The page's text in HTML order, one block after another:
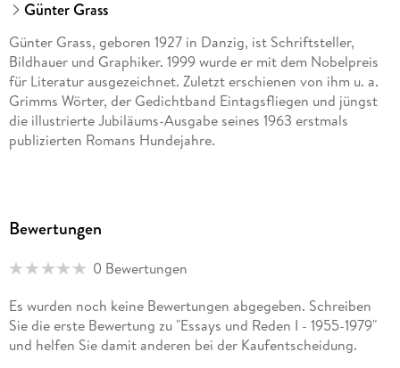
Günter Grass
Günter Grass, geboren 1927 in Danzig, ist Schriftsteller,
Bildhauer und Graphiker. 1999 wurde er mit dem Nobelpreis
für Literatur ausgezeichnet. Zuletzt erschienen von ihm u. a.
Grimms Wörter, der Gedichtband Eintagsfliegen und jüngst
die illustrierte Jubiläums-Ausgabe seines 1963 erstmals
publizierten Romans Hundejahre.
Bewertungen
0 Bewertungen
Es wurden noch keine Bewertungen abgegeben. Schreiben
Sie die erste Bewertung zu "Essays und Reden I - 1955-1979"
und helfen Sie damit anderen bei der Kaufentscheidung.